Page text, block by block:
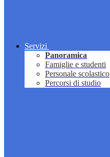
Servizi
Panoramica
Famiglie e studenti
Personale scolastico
Percorsi di studio